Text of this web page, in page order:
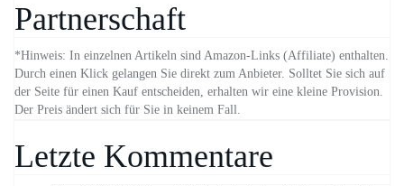
Partnerschaft
*Hinweis: In einzelnen Artikeln sind Amazon-Links (Affiliate) enthalten.
Durch einen Klick gelangen Sie direkt zum Anbieter. Solltet Sie sich auf
der Seite für einen Kauf entscheiden, erhalten wir eine kleine Provision.
Der Preis ändert sich für Sie in keinem Fall.
Letzte Kommentare